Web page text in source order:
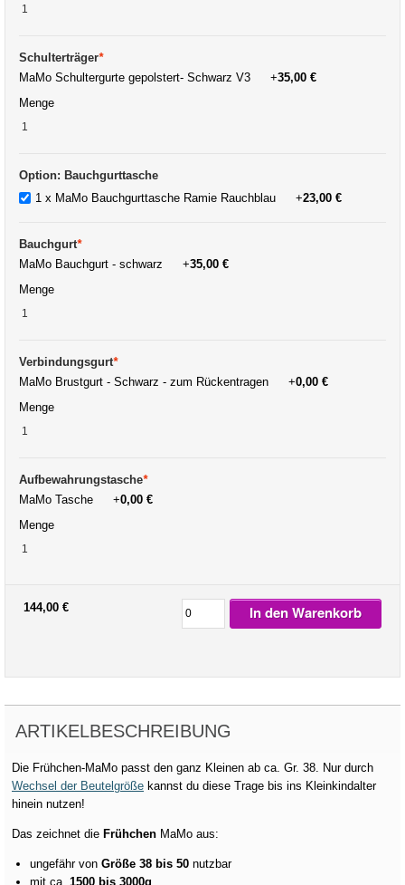
Schulterträger*
MaMo Schultergurte gepolstert- Schwarz V3
+35,00 €
Menge
Option: Bauchgurttasche
1 x MaMo Bauchgurttasche Ramie Rauchblau
+23,00 €
Bauchgurt*
MaMo Bauchgurt - schwarz
+35,00 €
Menge
Verbindungsgurt*
MaMo Brustgurt - Schwarz - zum Rückentragen
+0,00 €
Menge
Aufbewahrungstasche*
MaMo Tasche
+0,00 €
Menge
144,00 € In den Warenkorb
ARTIKELBESCHREIBUNG
Die Frühchen-MaMo passt den ganz Kleinen ab ca. Gr. 38. Nur durch
Wechsel der Beutelgröße kannst du diese Trage bis ins Kleinkindalter
hinein nutzen!
Das zeichnet die Frühchen MaMo aus:
ungefähr von Größe 38 bis 50nutzbar
mit ca. 1500 bis 3000g